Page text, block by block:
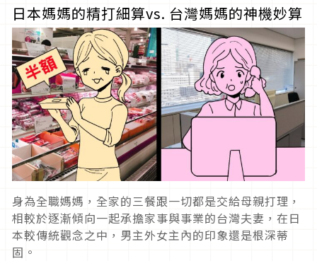
日本媽媽的精打細算vs. 台灣媽媽的神機妙算
身為全職媽媽，全家的三餐跟一切都是交給母親打理，
相較於逐漸傾向一起承擔家事與事業的台灣夫妻，在日
本較傳統觀念之中，男主外女主內的印象還是根深蒂
固。